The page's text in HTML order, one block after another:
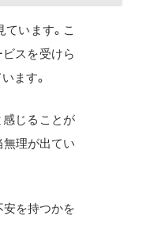
ています。こ
ビスを受けら
ます。
感じることが
無理が出てい
安を持つかを